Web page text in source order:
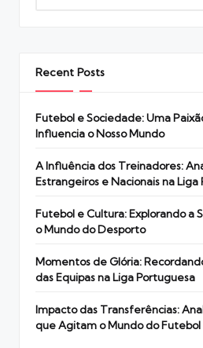
Recent Posts
Futebol e Sociedade: Uma
Influencia o Nosso Mundo
A Influência dos Treinadores:
Estrangeiros e Nacionais na Liga
Futebol e Cultura: Explorando a
o Mundo do Desporto
Momentos de Glória:
das Equipas na Liga Portuguesa
Impacto das Transferências:
que Agitam o Mundo do Futebol